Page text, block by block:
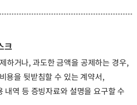
크
하거나, 과도한 금액을 공제하는 경우,
용을 뒷받침할 수 있는 계약서,
내역 등 증빙자료와 설명을 요구할 수